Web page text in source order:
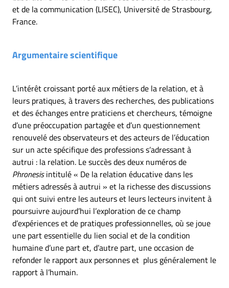
et de la communication (LISEC), Université de Strasbourg,
France.
Argumentaire scientifique
L’intérêt croissant porté aux métiers de la relation, et à
leurs pratiques, à travers des recherches, des publications
et des échanges entre praticiens et chercheurs, témoigne
d’une préoccupation partagée et d’un questionnement
renouvelé des observateurs et des acteurs de l’éducation
sur un acte spécifique des professions s’adressant à
autrui : la relation. Le succès des deux numéros de
Phronesisintitulé « De la relation éducative dans les
métiers adressés à autrui » et la richesse des discussions
qui ont suivi entre les auteurs et leurs lecteurs invitent à
poursuivre aujourd’hui l’exploration de ce champ
d’expériences et de pratiques professionnelles, où se joue
une part essentielle du lien social et de la condition
humaine d’une part et, d’autre part, une occasion de
refonder le rapport aux personnes et plus généralement le
rapport à l’humain.